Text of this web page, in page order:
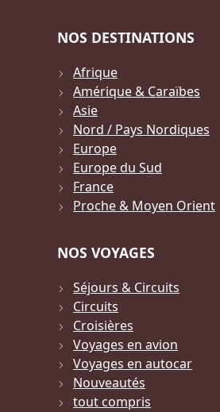
NOS DESTINATIONS
Afrique
Amérique & Caraïbes
Asie
Nord / Pays Nordiques
Europe
Europe du Sud
France
Proche & Moyen Orient
NOS VOYAGES
Séjours & Circuits
Circuits
Croisières
Voyages en avion
Voyages en autocar
Nouveautés
tout compris